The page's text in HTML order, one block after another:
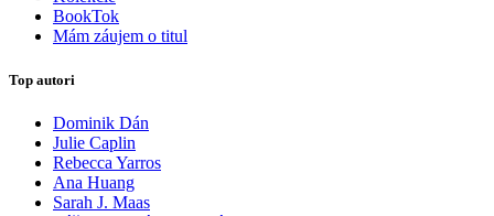
BookTok
Mám záujem o titul
Top autori
Dominik Dán
Julie Caplin
Rebecca Yarros
Ana Huang
Sarah J. Maas